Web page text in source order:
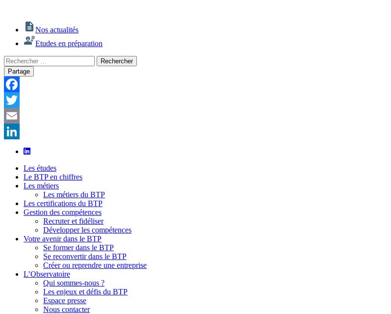
Nos actualités
Etudes en préparation
Rechercher
:
Rechercher
Partage
Facebook
Twitter
Email
LinkedIn
Les études
Le BTP en chiffres
Les métiers
Les métiers du BTP
Les certifications du BTP
Gestion des compétences
Recruter et fidéliser
Développer les compétences
Votre avenir dans le BTP
Se former dans le BTP
Se reconvertir dans le BTP
Créer ou reprendre une entreprise
L’Observatoire
Qui sommes-nous ?
Les enjeux et défis du BTP
Espace presse
Nous contacter